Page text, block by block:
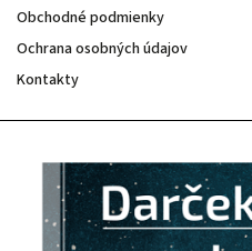
Obchodné podmienky
Ochrana osobných údajov
Kontakty